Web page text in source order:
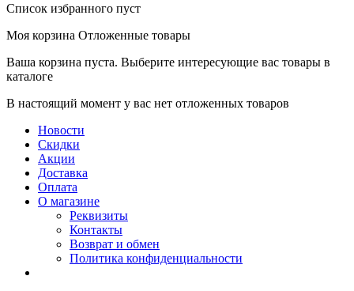
Список избранного пуст
Моя корзина Отложенные товары
Ваша корзина пуста. Выберите интересующие вас товары в
каталоге
В настоящий момент у вас нет отложенных товаров
Новости
Скидки
Акции
Доставка
Оплата
О магазине
Реквизиты
Контакты
Возврат и обмен
Политика конфиденциальности